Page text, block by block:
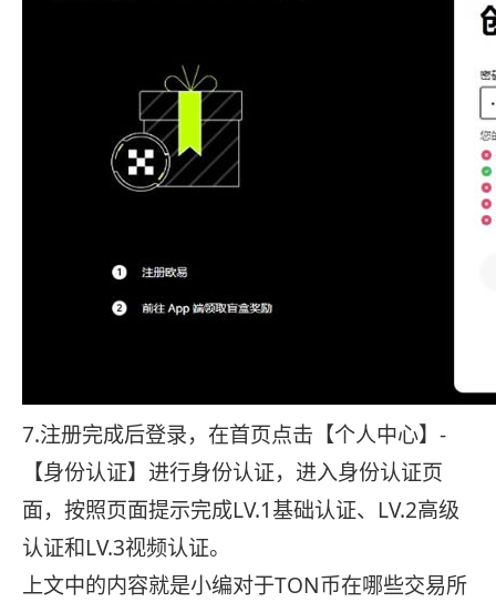
7.注册完成后登录，在首页点击【个人中心】-
【身份认证】进行身份认证，进入身份认证页
面，按照页面提示完成LV.1基础认证、LV.2高级
认证和LV.3视频认证。
上文中的内容就是小编对于TON币在哪些交易所